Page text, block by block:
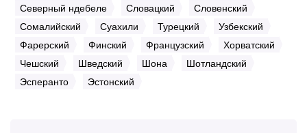
Северный ндебеле
Словацкий
Словенский
Сомалийский
Суахили Турецкий
Узбекский
Фарерский
Финский Французский
Хорватский
Чешский
Шведский Шона
Шотландский
Эсперанто
Эстонский